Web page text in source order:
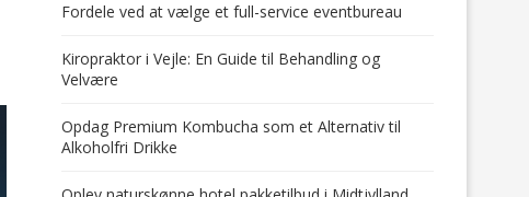
Fordele ved at vælge et full-service eventbureau
Kiropraktor i Vejle: En Guide til Behandling og
Velvære
Opdag Premium Kombucha som et Alternativ til
Alkoholfri Drikke